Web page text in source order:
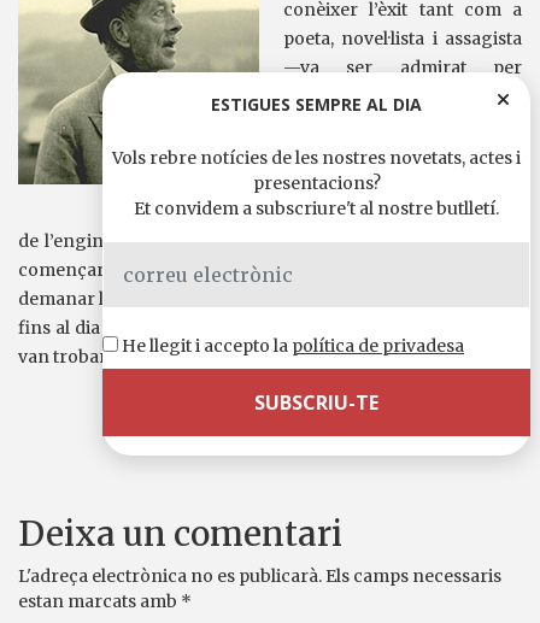
conèixer l’èxit tant com a
poeta, novel·lista i assagista
—va ser admirat per
coetanis de la talla de Musil,
Kafka—, va viure sempre en
una absoluta precarietat. Va
treballar de grum, d’ajudant
de l’enginyer Dubler, de secretari, d’arxiver… L’any 1925 va
començar a patir símptomes nerviosos que el van portar a
demanar l’ingrés en un centre de salut mental, on va residir
fins al dia de la seva mort. El dia de Nadal del 1956 dos nens
van trobar el seu cos estès sobre la neu.
Comparteix-ho a
Deixa un comentari
L'adreça electrònica no es publicarà. Els camps necessaris
estan marcats amb *
ESTIGUES SEMPRE AL DIA
Vols rebre notícies de les nostres novetats, actes i
presentacions?
Et convidem a subscriure't al nostre butlletí.
He llegit i accepto la política de privadesa